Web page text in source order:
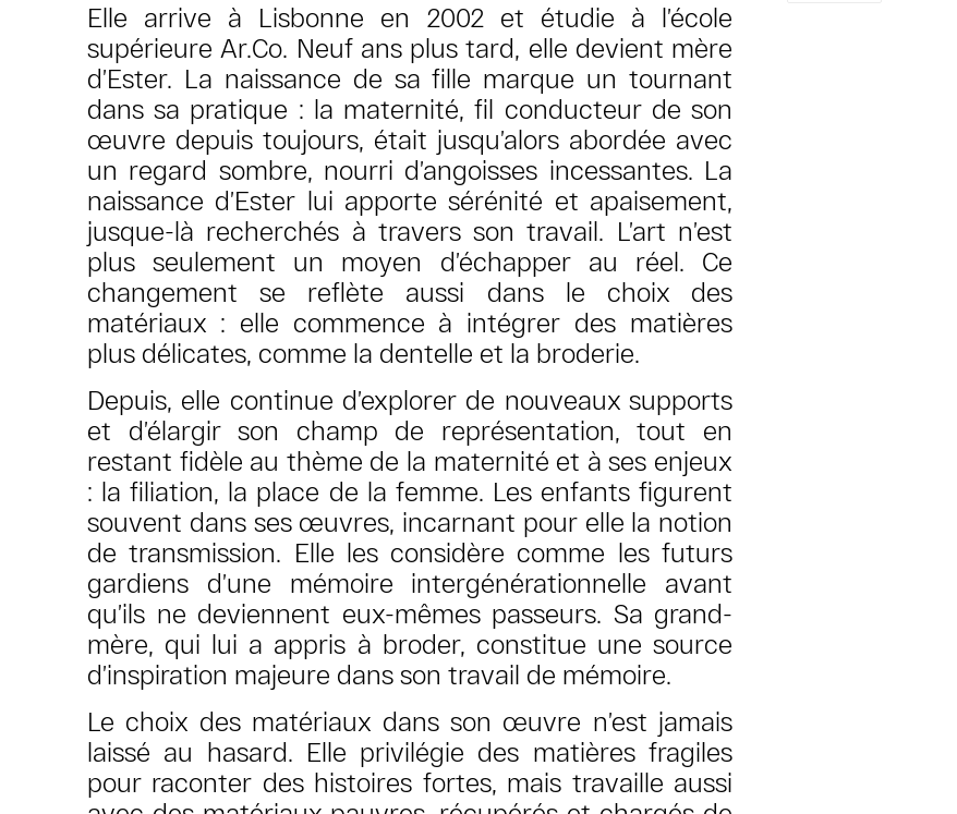
Elle arrive à Lisbonne en 2002 et étudie à l’école
supérieure Ar.Co. Neuf ans plus tard, elle devient mère
d’Ester. La naissance de sa fille marque un tournant
dans sa pratique : la maternité, fil conducteur de son
œuvre depuis toujours, était jusqu’alors abordée avec
un regard sombre, nourri d’angoisses incessantes. La
naissance d’Ester lui apporte sérénité et apaisement,
jusque-là recherchés à travers son travail. L’art n’est
plus seulement un moyen d’échapper au réel. Ce
changement se reflète aussi dans le choix des
matériaux : elle commence à intégrer des matières
plus délicates, comme la dentelle et la broderie.
Depuis, elle continue d’explorer de nouveaux supports
et d’élargir son champ de représentation, tout en
restant fidèle au thème de la maternité et à ses enjeux
: la filiation, la place de la femme. Les enfants figurent
souvent dans ses œuvres, incarnant pour elle la notion
de transmission. Elle les considère comme les futurs
gardiens d’une mémoire intergénérationnelle avant
qu’ils ne deviennent eux-mêmes passeurs. Sa grand-
mère, qui lui a appris à broder, constitue une source
d’inspiration majeure dans son travail de mémoire.
Le choix des matériaux dans son œuvre n’est jamais
laissé au hasard. Elle privilégie des matières fragiles
pour raconter des histoires fortes, mais travaille aussi